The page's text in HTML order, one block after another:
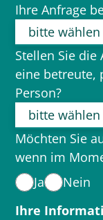
Ihre Anfrage
Stellen Sie
eine betreute,
Person?
Möchten Sie
wenn im
Ja
Nein
Ihre